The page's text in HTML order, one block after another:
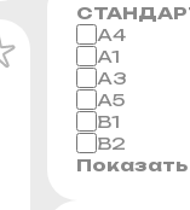
A4
A1
A3
A5
B1
B2